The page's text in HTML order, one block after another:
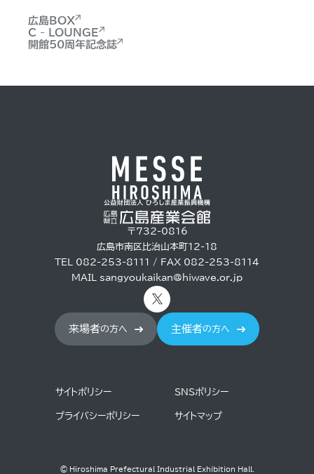
広島BOX
C - LOUNGE
開館50周年記念誌
〒732-0816
広島市南区比治山本町12-18
TEL 082-253-8111 / FAX 082-253-8114
MAIL sangyoukaikan@hiwave.or.jp
来場者の方へ 主催者の方へ
サイトポリシー SNSポリシー
プライバシーポリシー サイトマップ
© Hiroshima Prefectural Industrial Exhibition Hall.